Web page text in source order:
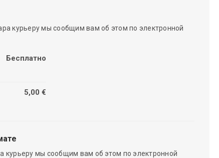
курьеру мы сообщим вам об этом по электронной
Бесплатно
5,00 €
курьеру мы сообщим вам об этом по электронной